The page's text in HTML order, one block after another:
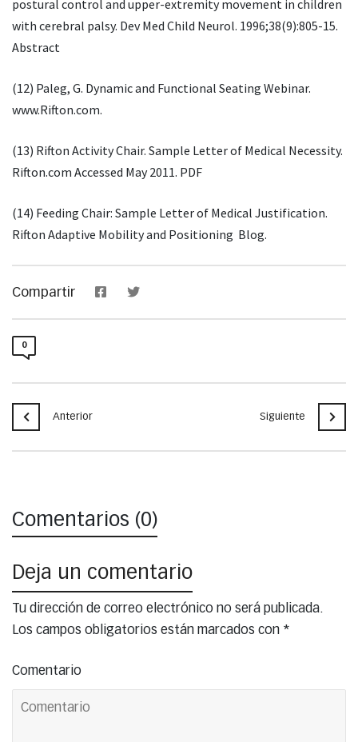
postural control and upper-extremity movement in children
with cerebral palsy. Dev Med Child Neurol. 1996;38(9):805-15.
Abstract
(12) Paleg, G. Dynamic and Functional Seating Webinar.
www.Rifton.com.
(13) Rifton Activity Chair. Sample Letter of Medical Necessity.
Rifton.com Accessed May 2011. PDF
(14) Feeding Chair: Sample Letter of Medical Justification.
Rifton Adaptive Mobility and Positioning Blog.
Compartir
0
Anterior Siguiente
Comentarios (0)
Deja un comentario
Tu dirección de correo electrónico no será publicada.
Los campos obligatorios están marcados con *
Comentario